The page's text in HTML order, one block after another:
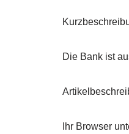
Die Bank ist
Ihr Browser